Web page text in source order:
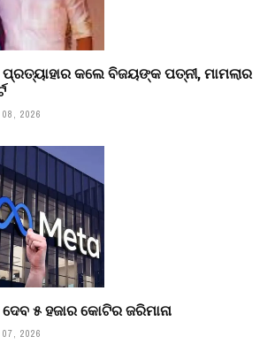
କଲେ ବିଜୟଙ୍କ ପତ୍ନୀ, ମାମଲାର
08, 2026
୫ ହଜାର କୋଟିର ଜରିମାନା
07, 2026